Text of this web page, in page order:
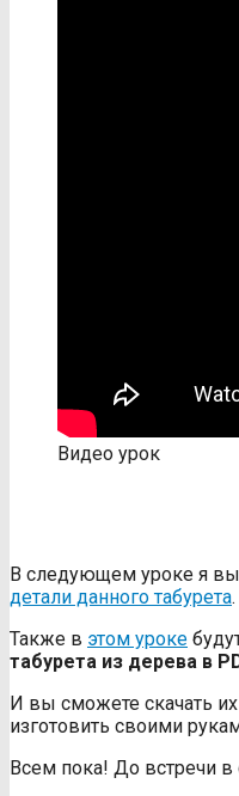
Видео урок
В следующем уроке я
детали данного табурета
Также в этом уроке
табурета из дерева в
И вы сможете скачать
изготовить своими
Всем пока! До встречи